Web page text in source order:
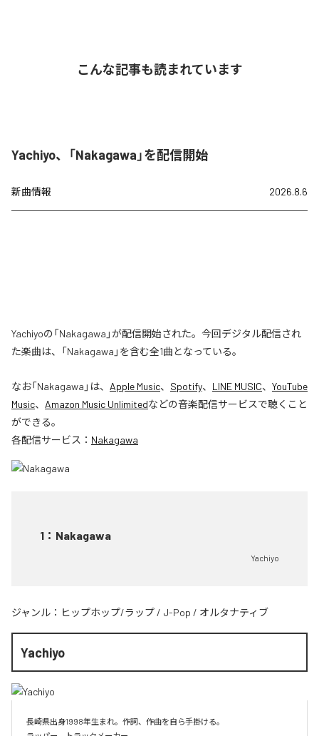
こんな記事も読まれています
Yachiyo、「Nakagawa」を配信開始
新曲情報 2026.8.6
Yachiyoの「Nakagawa」が配信開始された。今回デジタル配信され
た楽曲は、「Nakagawa」を含む全1曲となっている。
なお「Nakagawa 」は、 Apple Music、 Spotify、 LINE MUSIC、 YouTube
Music、 Amazon Music Unlimitedなどの音楽配信サービスで聴くこと
ができる。
各配信サービス： Nakagawa
1 ： Nakagawa
Yachiyo
ジャンル： ヒップホップ/ラップ / J-Pop / オルタナティブ
Yachiyo
長崎県出身1998年生まれ。作詞、作曲を自ら手掛ける。